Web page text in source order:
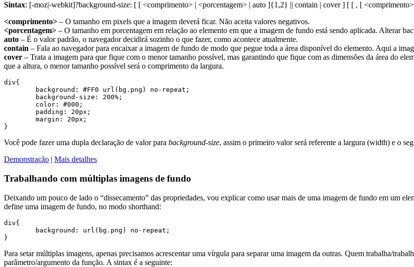
Sintax: [-moz|-webkit]?background-size: [ [ <comprimento> | <porcentagem> | auto ]{1,2} || contain | cover ] [ [ , [
<comprimento> – O tamanho em pixels que a imagem deverá ficar. Não aceita valores negativos.
<porcentagem> – O tamanho em porcentagem em relação ao elemento em que a imagem de fundo está sendo aplicada. Alterar
auto – É o valor padrão, o navegador decidirá sozinho o que fazer, como acontece atualmente.
contain – Fala ao navegador para encaixar a imagem de fundo de modo que pegue toda a área disponível do elemento. Aqui a
cover – Trata a imagem para que fique com o menor tamanho possível, mas garantindo que fique com as dimensões da área do
que a altura, o menor tamanho possível será o comprimento da largura.
div{
Você pode fazer uma dupla declaração de valor para background-size, assim o primeiro valor será referente a largura (width) e o
Demonstração
Mais detalhes
Trabalhando com múltiplas imagens de fundo
Deixando um pouco de lado o “dissecamento” das propriedades, vou explicar como usar mais de uma imagem de fundo em um
define uma imagem de fundo, no modo shorthand:
div{
Para setar múltiplas imagens, apenas precisamos acrescentar uma vírgula para separar uma imagem da outras. Quem trabalha/
parâmetro/argumento da função. A sintax é a seguinte: